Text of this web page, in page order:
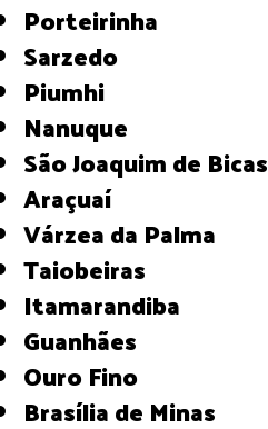
Porteirinha
Sarzedo
Piumhi
Nanuque
São Joaquim de Bicas
Araçuaí
Várzea da Palma
Taiobeiras
Itamarandiba
Guanhães
Ouro Fino
Brasília de Minas